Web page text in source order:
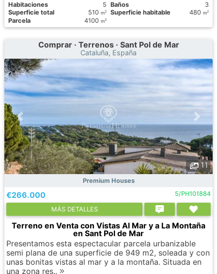
Habitaciones 5 Baños
3
Superficie total
510 m2 Superficie habitable 480 m2
Parcela 4100 m2
Comprar · Terrenos · Sant Pol de Mar
Cataluña, España
11
Premium Houses
€266.000 5/PH101884
МÁS DETALLES
Terreno en Venta con Vistas Al Mar y a La Montaña
en Sant Pol de Mar
Presentamos esta espectacular parcela urbanizable
semi plana de una superficie de 949 m2, soleada y con
unas bonitas vistas al mar y a la montaña. Situada en
una zona res..